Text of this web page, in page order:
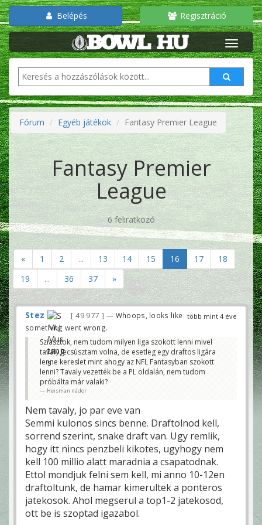
Belépés Regisztráció
Fórum Egyéb játékok Fantasy Premier League
Fantasy Premier
League
6 feliratkozó
« 1 2 ... 13 14 15 16 17
18
19
... 36 37 »
több mint 4 éve
Stez 49 977
— Whoops, looks like
something went wrong.
Sziasztok, nem tudom milyen liga szokott lenni mivel
tavaly lecsúsztam volna, de esetleg egy draftos ligára
lenne kereslet mint ahogy az NFL Fantasyban szokott
lenni? Tavaly vezették be a PL oldalán, nem tudom
próbálta már valaki?
Heisman nádor
Nem tavaly, jo par eve van
Semmi kulonos sincs benne. Draftolnod kell,
sorrend szerint, snake draft van. Ugy remlik,
hogy itt nincs penzbeli kikotes, ugyhogy nem
kell 100 millio alatt maradnia a csapatodnak.
Ettol mondjuk felni sem kell, mi anno 10-12en
draftoltunk, de hamar kimerultek a ponteros
jatekosok. Ahol megserul a top1-2 jatekosod,
ott be is szoptad igazabol.